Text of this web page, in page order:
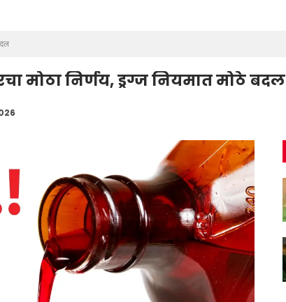
मोठा निर्णय, ड्रग्ज नियमात मोठे बदल